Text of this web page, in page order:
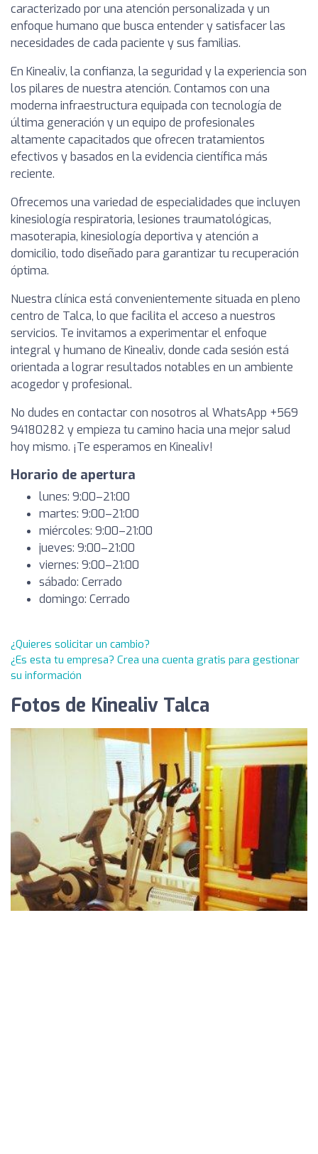
caracterizado por una atención personalizada y un
enfoque humano que busca entender y satisfacer las
necesidades de cada paciente y sus familias.
En Kinealiv, la confianza, la seguridad y la experiencia son
los pilares de nuestra atención. Contamos con una
moderna infraestructura equipada con tecnología de
última generación y un equipo de profesionales
altamente capacitados que ofrecen tratamientos
efectivos y basados en la evidencia científica más
reciente.
Ofrecemos una variedad de especialidades que incluyen
kinesiología respiratoria, lesiones traumatológicas,
masoterapia, kinesiología deportiva y atención a
domicilio, todo diseñado para garantizar tu recuperación
óptima.
Nuestra clínica está convenientemente situada en pleno
centro de Talca, lo que facilita el acceso a nuestros
servicios. Te invitamos a experimentar el enfoque
integral y humano de Kinealiv, donde cada sesión está
orientada a lograr resultados notables en un ambiente
acogedor y profesional.
No dudes en contactar con nosotros al WhatsApp +569
94180282 y empieza tu camino hacia una mejor salud
hoy mismo. ¡Te esperamos en Kinealiv!
Horario de apertura
lunes: 9:00–21:00
martes: 9:00–21:00
miércoles: 9:00–21:00
jueves: 9:00–21:00
viernes: 9:00–21:00
sábado: Cerrado
domingo: Cerrado
¿Quieres solicitar un cambio?
¿Es esta tu empresa? Crea una cuenta gratis para gestionar
su información
Fotos de Kinealiv Talca